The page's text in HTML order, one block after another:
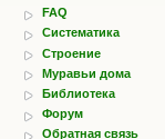
FAQ
Систематика
Строение
Муравьи дома
Библиотека
Форум
Обратная связь